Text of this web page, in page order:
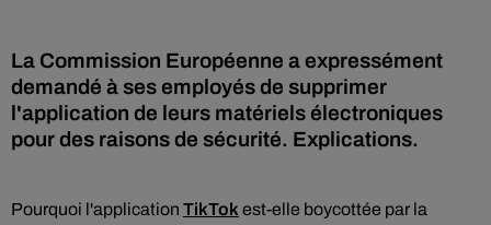
La Commission Européenne a expressément
demandé à ses employés de supprimer
l'application de leurs matériels électroniques
Pourquoi l'application TikTok est-elle boycottée par la